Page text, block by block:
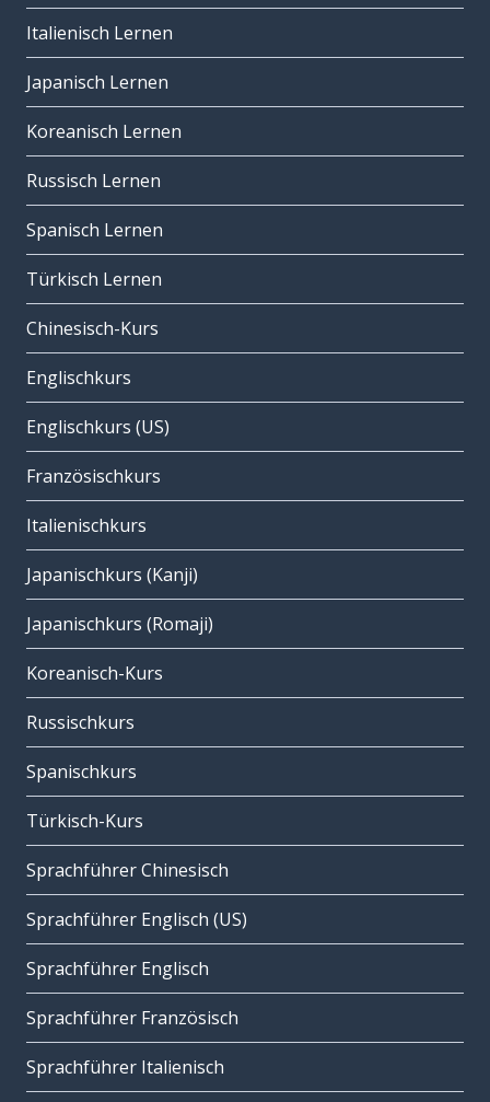
Italienisch Lernen
Japanisch Lernen
Koreanisch Lernen
Russisch Lernen
Spanisch Lernen
Türkisch Lernen
Chinesisch-Kurs
Englischkurs
Englischkurs (US)
Französischkurs
Italienischkurs
Japanischkurs (Kanji)
Japanischkurs (Romaji)
Koreanisch-Kurs
Russischkurs
Spanischkurs
Türkisch-Kurs
Sprachführer Chinesisch
Sprachführer Englisch (US)
Sprachführer Englisch
Sprachführer Französisch
Sprachführer Italienisch